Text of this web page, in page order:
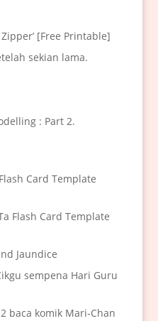
[Free Printable]
sekian lama.
: Part 2.
Card Template
Flash Card Template
Jaundice
sempena Hari Guru
baca komik Mari-Chan